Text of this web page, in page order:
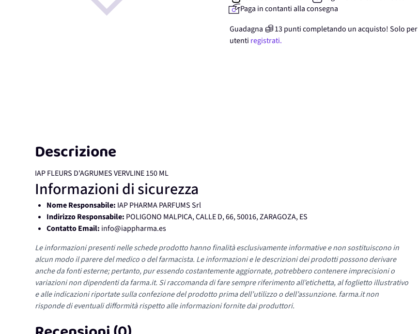
Paga in contanti alla consegna
Guadagna
13punticompletando un acquisto! Solo per
utenti registrati.
Descrizione
IAP FLEURS D'AGRUMES VERVLINE 150 ML
Informazioni di sicurezza
Nome Responsabile: IAP PHARMA PARFUMS Srl
Indirizzo Responsabile: POLIGONO MALPICA, CALLE D, 66, 50016, ZARAGOZA, ES
Contatto Email: info@iappharma.es
Le informazioni presenti nelle schede prodotto hanno finalità esclusivamente informative e non sostituiscono in
alcun modo il parere del medico o del farmacista. Le informazioni e le descrizioni dei prodotti possono derivare
anche da fonti esterne; pertanto, pur essendo costantemente aggiornate, potrebbero contenere imprecisioni o
variazioni non dipendenti da farma.it. Si raccomanda di fare sempre riferimento all’etichetta, al foglietto illustrativo
e alle indicazioni riportate sulla confezione del prodotto prima dell’utilizzo o dell’assunzione. farma.it non
risponde di eventuali difformità rispetto alle informazioni fornite dai produttori.